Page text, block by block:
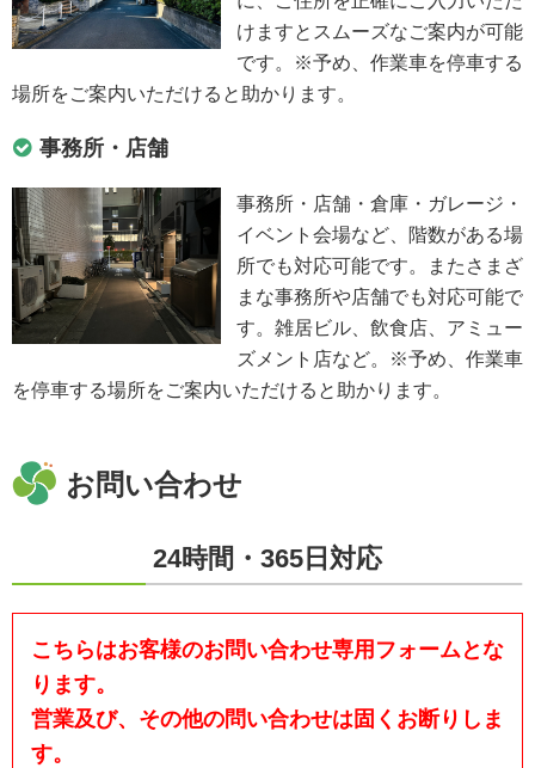
けますとスムーズなご案内が可能
です。※予め、作業車を停車する
場所をご案内いただけると助かります。
事務所・店舗
事務所・店舗・倉庫・ガレージ・
イベント会場など、階数がある場
所でも対応可能です。またさまざ
まな事務所や店舗でも対応可能で
す。雑居ビル、飲食店、アミュー
ズメント店など。※予め、作業車
を停車する場所をご案内いただけると助かります。
お問い合わせ
24時間・365日対応
こちらはお客様のお問い合わせ専用フォームとな
ります。
営業及び、その他の問い合わせは固くお断りしま
す。